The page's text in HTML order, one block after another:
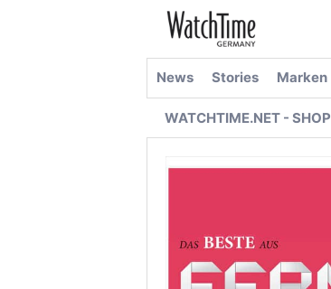
News Stories Marken
WATCHTIME.NET - SHOP